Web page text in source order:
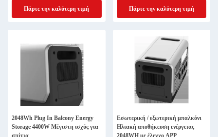
Πάρτε την καλύτερη τιμή Πάρτε την καλύτερη τιμή
2048Wh Plug In Balcony Energy
Storage 4400W Μέγιστη ισχύς για
σπίτια
Εσωτερική / εξωτερική μπαλκόνι
Ηλιακή αποθήκευση ενέργειας
2048WH με έλεγχο APP